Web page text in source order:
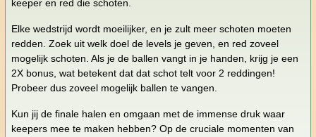
keeper en red die schoten.
Elke wedstrijd wordt moeilijker, en je zult meer schoten moeten
redden. Zoek uit welk doel de levels je geven, en red zoveel
mogelijk schoten. Als je de ballen vangt in je handen, krijg je een
2X bonus, wat betekent dat dat schot telt voor 2 reddingen!
Probeer dus zoveel mogelijk ballen te vangen.
Kun jij de finale halen en omgaan met de immense druk waar
keepers mee te maken hebben? Op de cruciale momenten van